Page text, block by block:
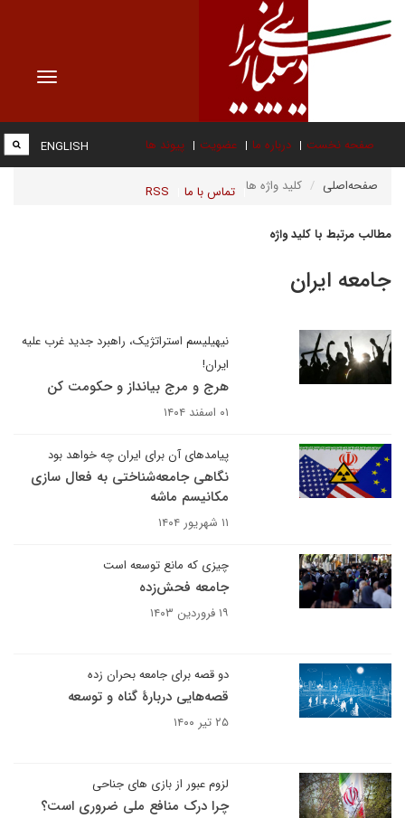
Toggle
صفحه نخست درباره ما عضویت پیوند ها
تماس با ما RSS
ENGLISH
صفحه‌اصلی کلید واژه ها
مطالب مرتبط با کلید واژه
جامعه ایران
نیهیلیسم استراتژیک، راهبرد جدید غرب علیه
ایران!
هرج و مرج بیانداز و حکومت کن
۰۱ اسفند ۱۴۰۴
پیامدهای آن برای ایران چه خواهد بود
نگاهی جامعه‌شناختی به فعال سازی
مکانیسم ماشه
۱۱ شهریور ۱۴۰۴
چیزی که مانع توسعه است
جامعه فحش‌زده
۱۹ فروردین ۱۴۰۳
دو قصه برای جامعه بحران زده
قصه‌هایی دربارهٔ گناه‌ و توسعه
۲۵ تیر ۱۴۰۰
لزوم عبور از بازی های جناحی
چرا درک منافع ملی ضروری است؟